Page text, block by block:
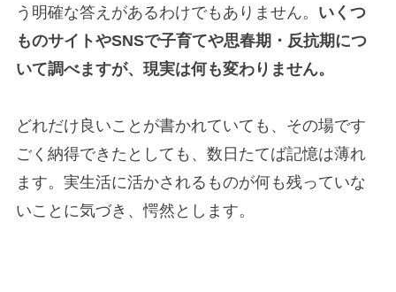
う明確な答えがあるわけでもありません。 いくつ
ものサイトやSNSで子育てや思春期・反抗期につ
いて調べますが、現実は何も変わりません。
どれだけ良いことが書かれていても、その場です
ごく納得できたとしても、数日たてば記憶は薄れ
ます。実生活に活かされるものが何も残っていな
いことに気づき、愕然とします。